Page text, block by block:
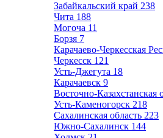
Забайкальский край 238
Чита 188
Могоча 11
Борзя 7
Карачаево-Черкесская
Черкесск 121
Усть-Джегута 18
Карачаевск 9
Восточно-Казахстанская
Усть-Каменогорск 218
Сахалинская область 223
Южно-Сахалинск 144